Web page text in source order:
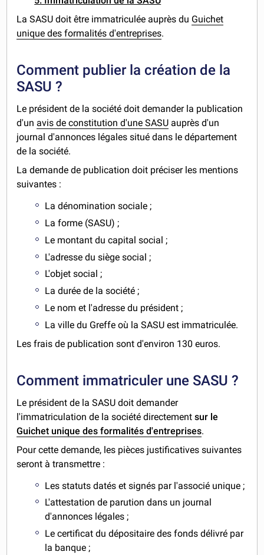
La SASU doit être immatriculée auprès du Guichet
unique des formalités d'entreprises.
Comment publier la création de la
SASU ?
Le président de la société doit demander la publication
d'un avis de constitution d'une SASU auprès d'un
journal d'annonces légales situé dans le département
de la société.
La demande de publication doit préciser les mentions
suivantes :
La dénomination sociale ;
La forme (SASU) ;
Le montant du capital social ;
L'adresse du siège social ;
L'objet social ;
La durée de la société ;
Le nom et l'adresse du président ;
La ville du Greffe où la SASU est immatriculée.
Les frais de publication sont d'environ 130 euros.
Comment immatriculer une SASU ?
Le président de la SASU doit demander
l'immatriculation de la société directementsur le
Guichet unique des formalités d'entreprises.
Pour cette demande, les pièces justificatives suivantes
seront à transmettre :
Les statuts datés et signés par l'associé unique ;
L'attestation de parution dans un journal
d'annonces légales ;
Le certificat du dépositaire des fonds délivré par
la banque ;